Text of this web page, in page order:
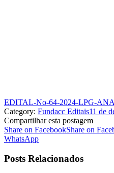
EDITAL-No-64-2024-LPG-
Category: Fundacc Editais11 de
Compartilhar esta postagem
Share on FacebookShare on
WhatsApp
Posts Relacionados